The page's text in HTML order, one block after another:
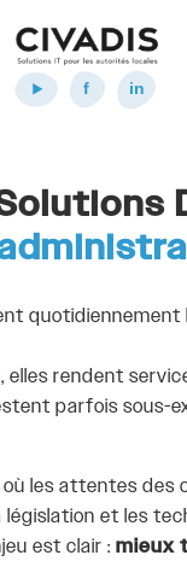
quotidiennement
elles rendent
parfois sous-
les attentes des
et les
est clair :mieux